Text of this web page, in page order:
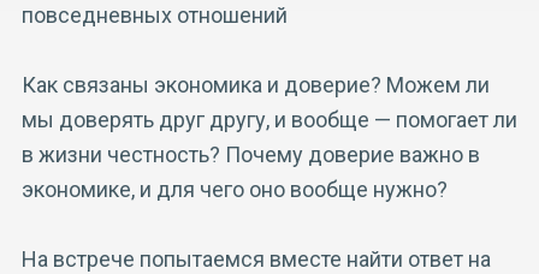
повседневных отношений
Как связаны экономика и доверие? Можем ли
мы доверять друг другу, и вообще — помогает ли
в жизни честность? Почему доверие важно в
экономике, и для чего оно вообще нужно?
На встрече попытаемся вместе найти ответ на